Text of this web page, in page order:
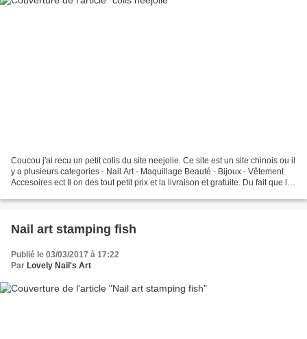
Coucou j'ai recu un petit colis du site neejolie. Ce site est un site chinois ou il
y a plusieurs categories - Nail Art - Maquillage Beauté - Bijoux - Vêtement
Accesoires ect Il on des tout petit prix et la livraison et gratuite. Du fait que la
Nail art stamping fish
Publié le 03/03/2017 à 17:22
Par Lovely Nail's Art